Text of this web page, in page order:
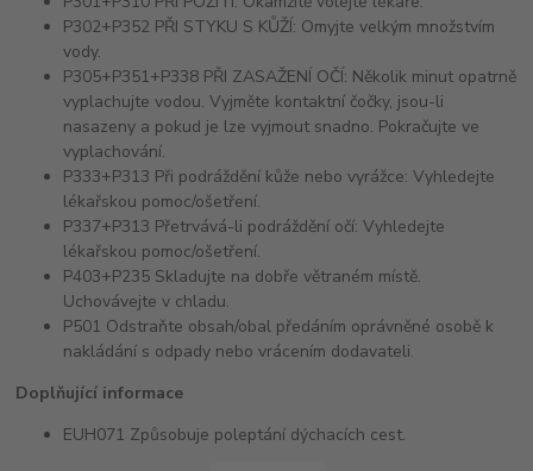
P302+P352 PŘI STYKU S KŮŽÍ: Omyjte velkým množstvím
vody.
P305+P351+P338 PŘI ZASAŽENÍ OČÍ: Několik minut opatrně
vyplachujte vodou. Vyjměte kontaktní čočky, jsou-li
nasazeny a pokud je lze vyjmout snadno. Pokračujte ve
vyplachování.
P333+P313 Při podráždění kůže nebo vyrážce: Vyhledejte
lékařskou pomoc/ošetření.
P337+P313 Přetrvává-li podráždění očí: Vyhledejte
lékařskou pomoc/ošetření.
P403+P235 Skladujte na dobře větraném místě.
Uchovávejte v chladu.
P501 Odstraňte obsah/obal předáním oprávněné osobě k
nakládání s odpady nebo vrácením dodavateli.
Doplňující informace
EUH071 Způsobuje poleptání dýchacích cest.